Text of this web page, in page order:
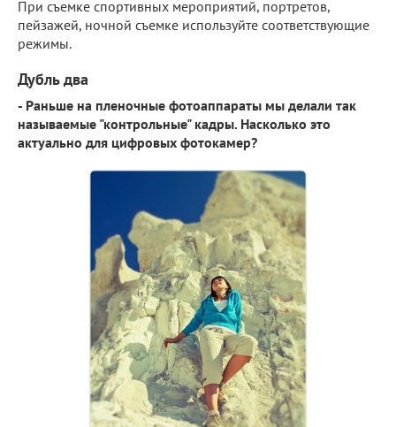
При съемке спортивных мероприятий, портретов,
пейзажей, ночной съемке используйте соответствующие
режимы.
Дубль два
- Раньше на пленочные фотоаппараты мы делали так
называемые "контрольные" кадры. Насколько это
актуально для цифровых фотокамер?